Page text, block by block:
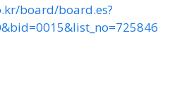
board/board.es?